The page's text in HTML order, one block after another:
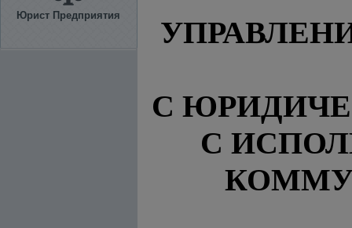
Юрист Предприятия
С
С